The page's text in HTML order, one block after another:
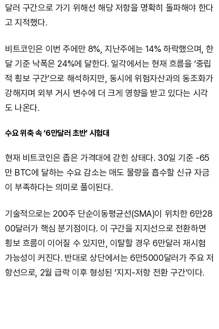
달러 구간으로 가기 위해선 해당 저항을 명확히 돌파해야 한다
고 지적했다.
비트코인은 이번 주에만 8%, 지난주에는 14% 하락했으며, 한
달 기준 낙폭은 24%에 달한다. 일각에서는 현재 흐름을 ‘중립
적 횡보 구간’으로 해석하지만, 동시에 위험자산과의 동조화가
강해지며 외부 거시 변수에 더 크게 영향을 받고 있다는 시각
도 나온다.
수요 위축 속 ‘6만달러 초반’ 시험대
현재 비트코인은 좁은 가격대에 갇힌 상태다. 30일 기준 -65
만 BTC에 달하는 수요 감소는 매도 물량을 흡수할 신규 자금
이 부족하다는 의미로 풀이된다.
기술적으로는 200주 단순이동평균선(SMA)이 위치한 6만28
00달러가 핵심 분기점이다. 이 구간을 지지선으로 전환하면
횡보 흐름이 이어질 수 있지만, 이탈할 경우 6만달러 재시험
가능성이 커진다. 반대로 상단에서는 6만5000달러가 주요 저
항선으로, 2월 급락 이후 형성된 ‘지지-저항 전환 구간’이다.